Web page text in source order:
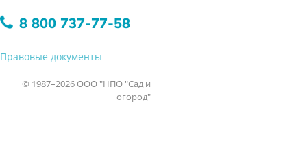
8 800 737-77-58
Правовые документы
© 1987–2026 ООО "НПО "Сад и
огород"